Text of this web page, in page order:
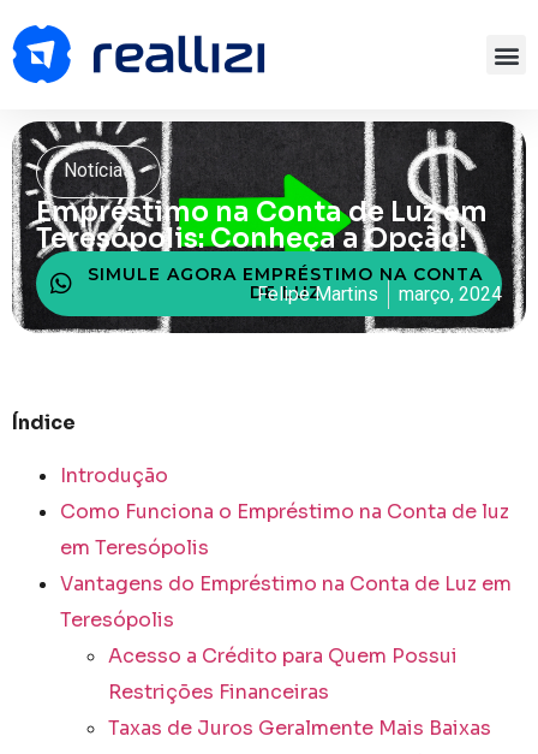
Notícias
Empréstimo na Conta de Luz em
Teresópolis: Conheça a Opção!
SIMULE AGORA EMPRÉSTIMO NA CONTA
DE LUZ
Felipe Martins março, 2024
Índice
Introdução
Como Funciona o Empréstimo na Conta de luz
em Teresópolis
Vantagens do Empréstimo na Conta de Luz em
Teresópolis
Acesso a Crédito para Quem Possui
Restrições Financeiras
Taxas de Juros Geralmente Mais Baixas